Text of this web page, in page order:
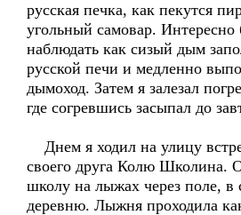
русская печка, как пекутся
угольный самовар. Интересно
наблюдать как сизый дым
русской печи и медленно
дымоход. Затем я залезал
где согревшись засыпал до
Днем я ходил на улицу
своего друга Колю Школина.
школу на лыжах через поле, в
деревню. Лыжня проходила